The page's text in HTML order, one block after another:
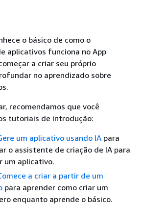
o básico de como o
aplicativos funciona no App
a criar seu próprio
no aprendizado sobre
recomendamos que você
tutoriais de introdução:
um aplicativo usando IA para
o assistente de criação de IA para
um aplicativo.
a criar a partir de um
para aprender como criar um
enquanto aprende o básico.